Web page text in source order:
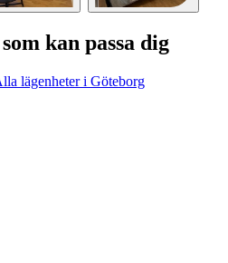
kan passa dig
lägenheter i Göteborg